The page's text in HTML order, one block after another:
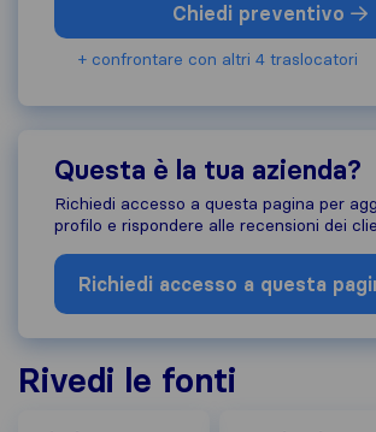
Chiedi preventivo
+ confrontare con altri 4 traslocatori
Questa è la tua azienda?
Richiedi accesso a questa pagina per
profilo e rispondere alle recensioni dei
Richiedi accesso a questa
Rivedi le fonti